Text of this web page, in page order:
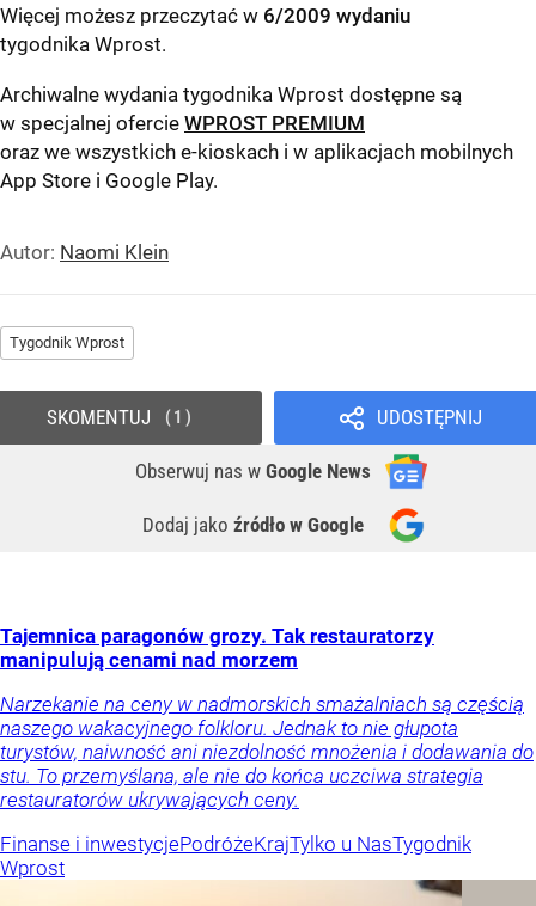
Więcej możesz przeczytać w 6/2009 wydaniu
tygodnika Wprost.
Archiwalne wydania tygodnika Wprost dostępne są
w specjalnej ofercie WPROST PREMIUM
oraz we wszystkich e-kioskach i w aplikacjach mobilnych
App Store i Google Play.
Autor: Naomi Klein
Tygodnik Wprost
UDOSTĘPNIJ
Obserwuj nas w Google News
Dodaj jako źródło w Google
SKOMENTUJ 1
Tajemnica paragonów grozy. Tak restauratorzy
manipulują cenami nad morzem
Narzekanie na ceny w nadmorskich smażalniach są częścią
naszego wakacyjnego folkloru. Jednak to nie głupota
turystów, naiwność ani niezdolność mnożenia i dodawania do
stu. To przemyślana, ale nie do końca uczciwa strategia
restauratorów ukrywających ceny.
Finanse i inwestycjePodróżeKrajTylko u NasTygodnik
Wprost